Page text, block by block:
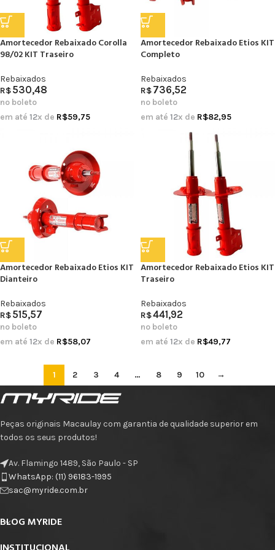
Amortecedor Rebaixado Corolla
98/02 KIT Traseiro
Rebaixados
R$530,48
no boleto
em até 12x de R$59,75
Amortecedor Rebaixado Etios KIT
Completo
Rebaixados
R$736,52
no boleto
em até 12x de R$82,95
Amortecedor Rebaixado Etios KIT
Dianteiro
Rebaixados
R$515,57
no boleto
em até 12x de R$58,07
Amortecedor Rebaixado Etios KIT
Traseiro
Rebaixados
R$441,92
no boleto
em até 12x de R$49,77
1 2 3 4 … 8 9 10 →
Peças originais Macaulay com garantia de qualidade superior em
todos os seus produtos!
Av. Flamingo 1489, São Paulo - SP
WhatsApp: (11) 96183-1995
sac@myride.com.br
BLOG MYRIDE